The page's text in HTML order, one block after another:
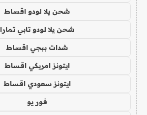
شحن يلا لودو اقساط
شحن يلا لودو تابي تمارا
شدات ببجي اقساط
ايتونز امريكي اقساط
ايتونز سعودي اقساط
فور يو